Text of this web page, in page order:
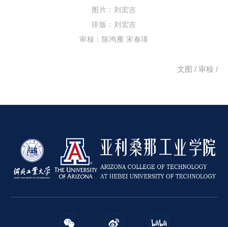
图片：刘宏吉
排版：刘宏吉
审核：陈鸿雁 宋春瑛
文图 / 审核 /